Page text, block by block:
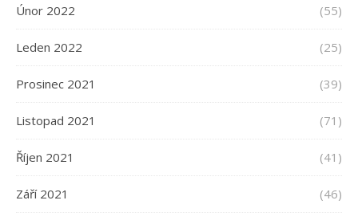
Únor 2022 (55)
Leden 2022 (25)
Prosinec 2021 (39)
Listopad 2021 (71)
Říjen 2021 (41)
Září 2021 (46)